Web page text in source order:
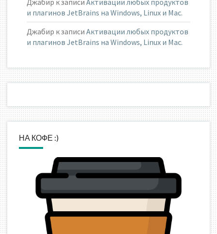
Джабир к записи Активации любых продуктов
и плагинов JetBrains на Windows, Linux и Mac.
Джабир к записи Активации любых продуктов
и плагинов JetBrains на Windows, Linux и Mac.
НА КОФЕ :)